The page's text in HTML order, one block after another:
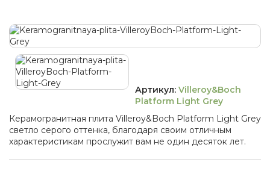
Артикул: Villeroy&Boch
Platform Light Grey
Керамогранитная плита Villeroy&Boch Platform Light Grey
светло серого оттенка, благодаря своим отличным
характеристикам прослужит вам не один десяток лет.